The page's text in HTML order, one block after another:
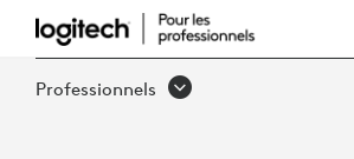
ÉTUDE
DEProfessionnels